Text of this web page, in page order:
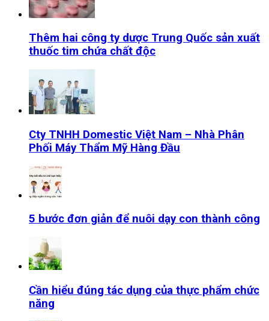
Thêm hai công ty dược Trung Quốc sản xuất
thuốc tim chứa chất độc
Cty TNHH Domestic Việt Nam – Nhà Phân
Phối Máy Thẩm Mỹ Hàng Đầu
5 bước đơn giản để nuôi dạy con thành công
Cần hiểu đúng tác dụng của thực phẩm chức
năng